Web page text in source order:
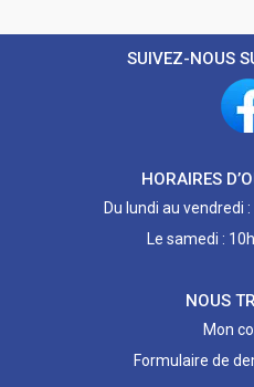
SUIVEZ-NOUS
HORAIRES
Du lundi au vendredi
Le samedi :
NOUS
Mon
Formulaire de